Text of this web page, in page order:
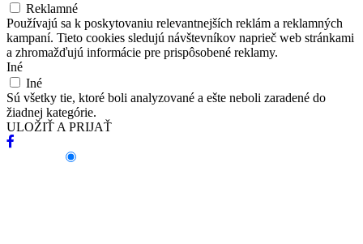
Reklamné
Používajú sa k poskytovaniu relevantnejších reklám a reklamných
kampaní. Tieto cookies sledujú návštevníkov naprieč web stránkami
a zhromažďujú informácie pre prispôsobené reklamy.
Iné
Iné
Sú všetky tie, ktoré boli analyzované a ešte neboli zaradené do
žiadnej kategórie.
ULOŽIŤ A PRIJAŤ